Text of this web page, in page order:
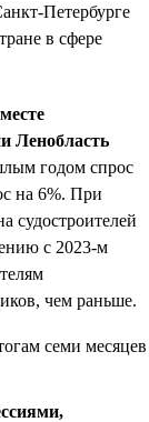
Петербурге
в сфере
Ленобласть
годом спрос
на 6%. При
судостроителей
с 2023-м
чем раньше.